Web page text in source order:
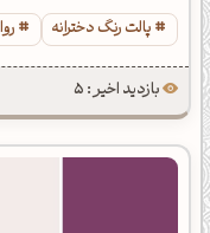
پالت رنگ دخترانه
بازدید اخیر : 5